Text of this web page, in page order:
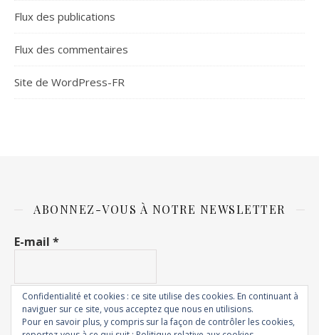
Flux des publications
Flux des commentaires
Site de WordPress-FR
ABONNEZ-VOUS À NOTRE NEWSLETTER
E-mail *
Confidentialité et cookies : ce site utilise des cookies. En continuant à
naviguer sur ce site, vous acceptez que nous en utilisions.
Pour en savoir plus, y compris sur la façon de contrôler les cookies,